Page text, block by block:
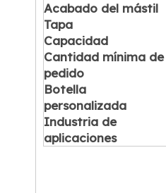
Acabado del mástil
Tapa
Capacidad
Cantidad mínima de
pedido
Botella
personalizada
Industria de
aplicaciones